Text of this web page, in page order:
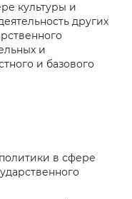
культуры и
других
и
и базового
в сфере